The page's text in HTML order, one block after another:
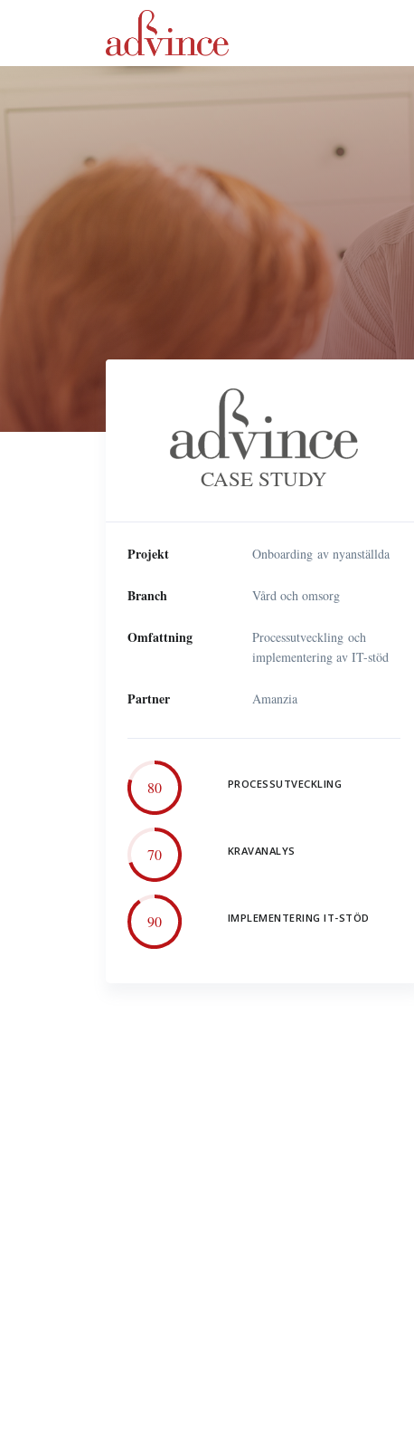
Projekt Onboarding av nyanställda
Branch Vård och omsorg
Omfattning
Processutveckling och
implementering av IT-stöd
Partner Amanzia
80 PROCESSUTVECKLING
70 KRAVANALYS
90 IMPLEMENTERING IT-STÖD